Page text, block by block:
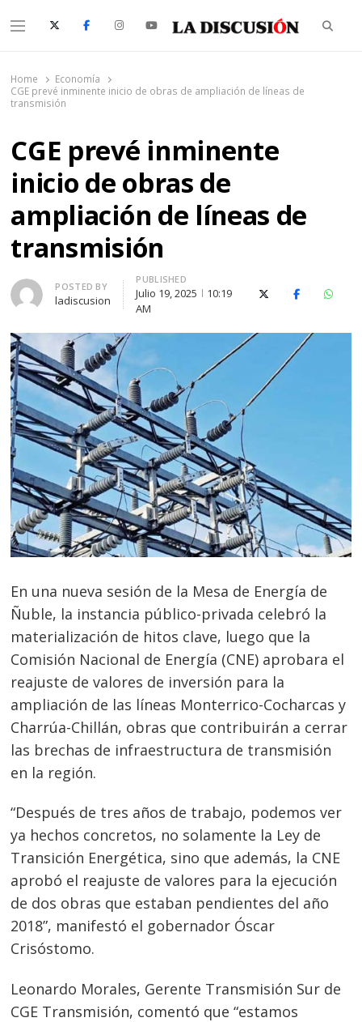
Menu
Home
Economía
CGE prevé inminente inicio de obras de ampliación de líneas de
transmisión
CGE prevé inminente
inicio de obras de
ampliación de líneas de
transmisión
Author
POSTED BY
ladiscusion
PUBLISHED
Julio 19, 2025
10:19
AM
X (Twitter)Facebook
En una nueva sesión de la Mesa de Energía de
Ñuble, la instancia público-privada celebró la
materialización de hitos clave, luego que la
Comisión Nacional de Energía (CNE) aprobara el
reajuste de valores de inversión para la
ampliación de las líneas Monterrico-Cocharcas y
Charrúa-Chillán, obras que contribuirán a cerrar
las brechas de infraestructura de transmisión
en la región.
“Después de tres años de trabajo, podemos ver
ya hechos concretos, no solamente la Ley de
Transición Energética, sino que además, la CNE
aprobó el reajuste de valores para la ejecución
de dos obras que estaban pendientes del año
2018”, manifestó el gobernador Óscar
Crisóstomo.
Leonardo Morales, Gerente Transmisión Sur de
CGE Transmisión, comentó que “estamos